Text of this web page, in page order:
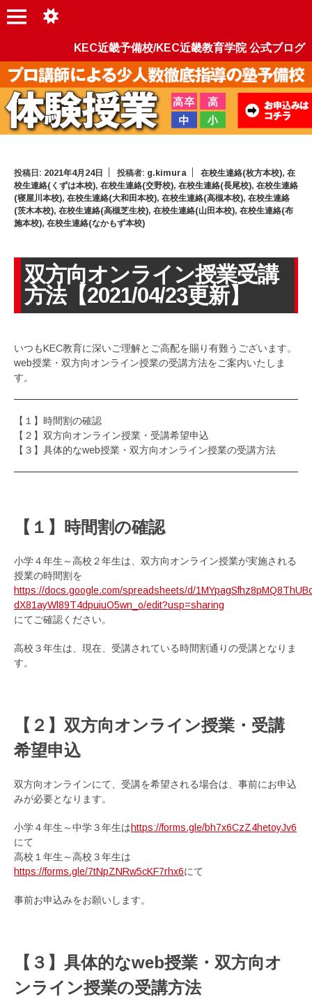
KEC近畿予備校/KEC近畿教育学院 公式ブログ
投稿日: 2021年4月24日 投稿者: g.kimura 在校生連絡(枚方本校), 在
校生連絡(くずは本校), 在校生連絡(交野校), 在校生連絡(長尾校), 在校生連絡
(寝屋川本校), 在校生連絡(大和田本校), 在校生連絡(高槻本校), 在校生連絡
(茨木本校), 在校生連絡(高槻芝生校), 在校生連絡(山田本校), 在校生連絡(布
施本校), 在校生連絡(なかもず本校)
双方向オンライン授業受講
方法【2021/04/23更新】
いつもKEC教育に深いご理解とご高配を賜り有難うございます。
web授業・双方向オンライン授業の受講方法をご案内いたしま
す。
【１】時間割の確認
【２】双方向オンライン授業・受講希望申込
【３】具体的なweb授業・双方向オンライン授業の受講方法
【１】時間割の確認
小学４年生～高校２年生は、双方向オンライン授業が実施される
授業の時間割を
https://docs.google.com/spreadsheets/d/
dX81ayWl89T4dpuiuO5wn_o/edit?usp=sharing
にてご確認ください。
高校３年生は、現在、受講されている時間割通りの受講となりま
す。
【２】双方向オンライン授業・受講
希望申込
双方向オンラインにて、受講を希望される場合は、事前にお申込
みが必要となります。
小学４年生～中学３年生はhttps://forms.gle/bh7x6CzZ4hetoyJv6
にて
高校１年生～高校３年生は
https://forms.gle/7tNpZNRw5cKF7rhx6にて
事前お申込みをお願いします。
【３】具体的なweb授業・双方向オ
ンライン授業の受講方法